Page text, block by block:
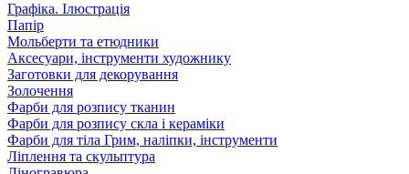
Графіка. Ілюстрація
Папір
Мольберти та етюдники
Аксесуари, інструменти художнику
Заготовки для декорування
Золочення
Фарби для розпису тканин
Фарби для розпису скла і кераміки
Фарби для тіла Грим, наліпки, інструменти
Ліплення та скульптура